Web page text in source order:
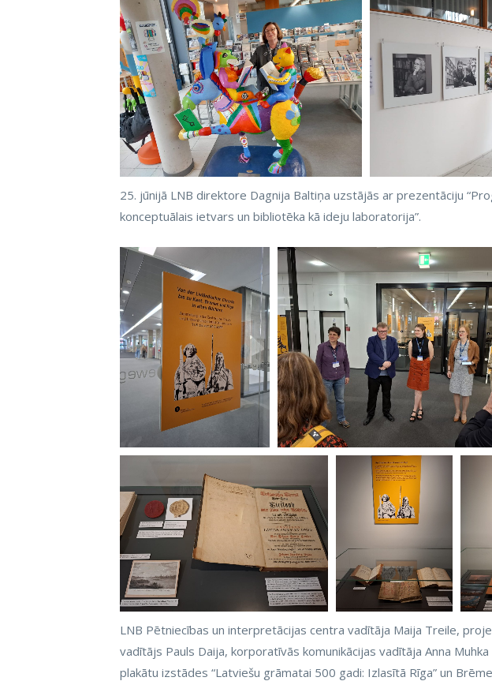
25. jūnijā LNB direktore Dagnija Baltiņa uzstājās ar prezentāciju
konceptuālais ietvars un bibliotēka kā ideju laboratorija”.
LNB Pētniecības un interpretācijas centra vadītāja Maija Treile,
vadītājs Pauls Daija, korporatīvās komunikācijas vadītāja Anna
plakātu izstādes “Latviešu grāmatai 500 gadi: Izlasītā Rīga” un